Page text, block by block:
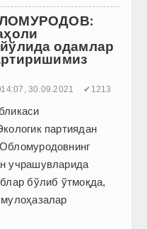
одамлар
30.09.2021 ✔1213
партиядан
учрашувларида
бўлиб ўтмоқда,